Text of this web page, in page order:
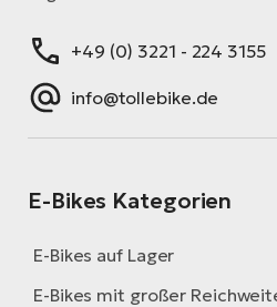
+49 (0) 3221 - 224 3155
info@tollebike.de
E-Bikes Kategorien
E-Bikes auf Lager
E-Bikes mit großer